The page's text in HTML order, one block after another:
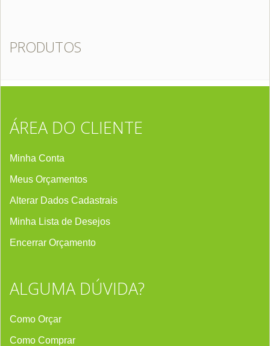
PRODUTOS
ÁREA DO CLIENTE
Minha Conta
Meus Orçamentos
Alterar Dados Cadastrais
Minha Lista de Desejos
Encerrar Orçamento
ALGUMA DÚVIDA?
Como Orçar
Como Comprar